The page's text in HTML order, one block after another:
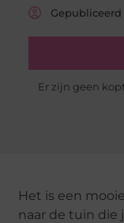
Er zijn geen
Het is een
naar de tuin die